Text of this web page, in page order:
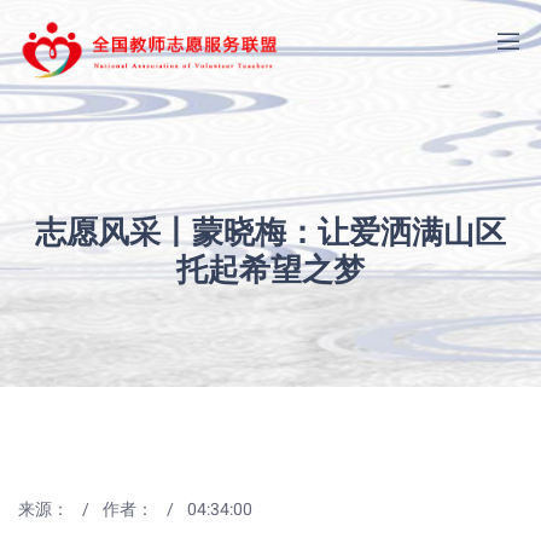
志愿风采丨蒙晓梅：让爱洒满山区
托起希望之梦
来源： 作者： 04:34:00